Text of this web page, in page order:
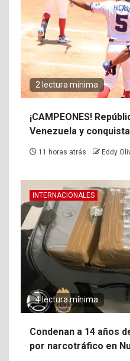
2 lectura mínima
¡CAMPEONES!
Venezuela y
11 horas atrás Eddy
INTERNACIONALES
4 lectura mínima
Condenan a 14 años
por narcotráfico en